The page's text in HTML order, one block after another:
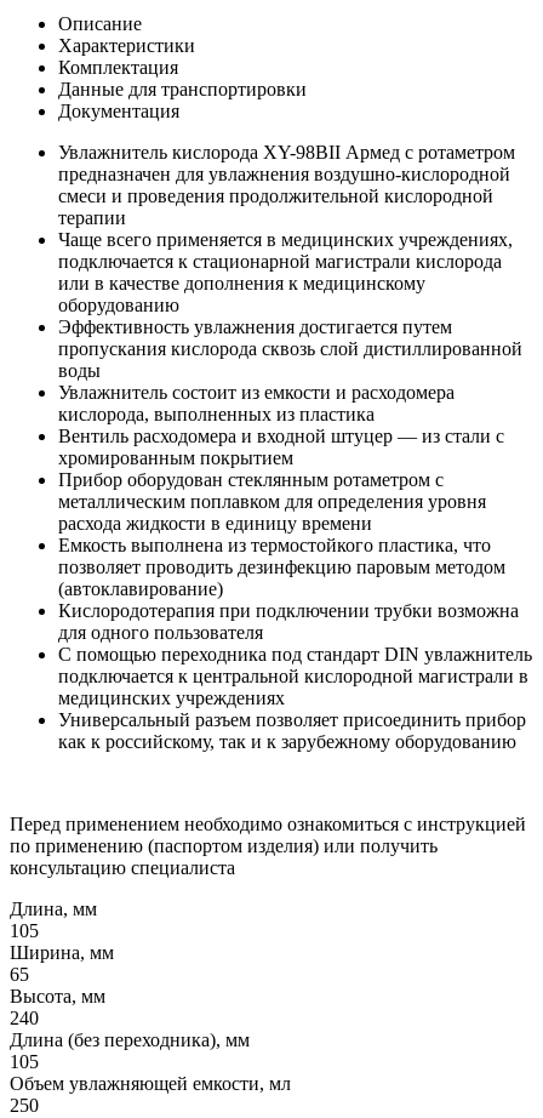
Описание
Характеристики
Комплектация
Данные для транспортировки
Документация
Увлажнитель кислорода XY-98BII Армед с ротаметром
предназначен для увлажнения воздушно-кислородной
смеси и проведения продолжительной кислородной
терапии
Чаще всего применяется в медицинских учреждениях,
подключается к стационарной магистрали кислорода
или в качестве дополнения к медицинскому
оборудованию
Эффективность увлажнения достигается путем
пропускания кислорода сквозь слой дистиллированной
воды
Увлажнитель состоит из емкости и расходомера
кислорода, выполненных из пластика
Вентиль расходомера и входной штуцер — из стали с
хромированным покрытием
Прибор оборудован стеклянным ротаметром с
металлическим поплавком для определения уровня
расхода жидкости в единицу времени
Емкость выполнена из термостойкого пластика, что
позволяет проводить дезинфекцию паровым методом
(автоклавирование)
Кислородотерапия при подключении трубки возможна
для одного пользователя
С помощью переходника под стандарт DIN увлажнитель
подключается к центральной кислородной магистрали в
медицинских учреждениях
Универсальный разъем позволяет присоединить прибор
как к российскому, так и к зарубежному оборудованию
Перед применением необходимо ознакомиться с инструкцией
по применению (паспортом изделия) или получить
консультацию специалиста
Длина, мм
105
Ширина, мм
65
Высота, мм
240
Длина (без переходника), мм
105
Объем увлажняющей емкости, мл
250